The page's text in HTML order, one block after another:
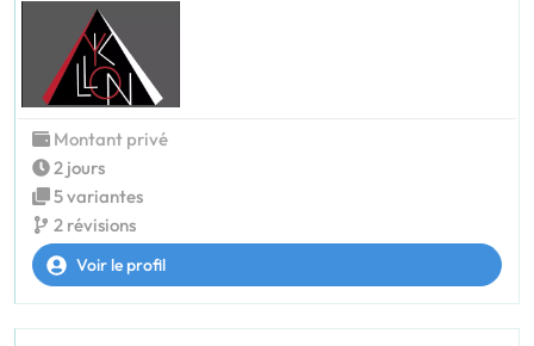
Montant privé
2 jours
5 variantes
2 révisions
Voir le profil